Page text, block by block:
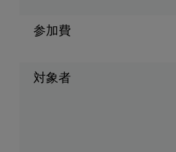
参加費
対象者